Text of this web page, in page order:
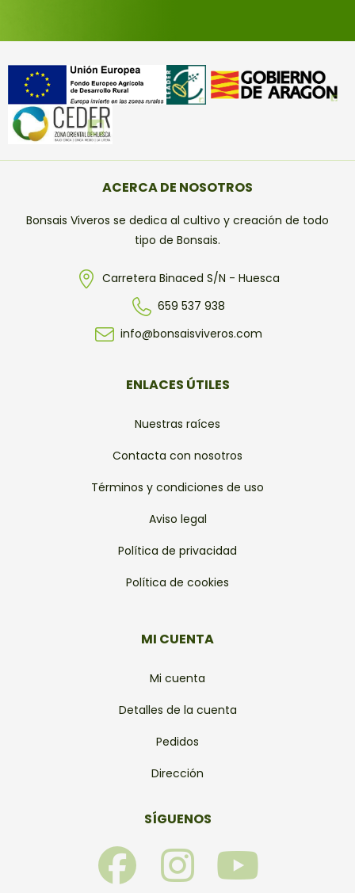
ACERCA DE NOSOTROS
Bonsais Viveros se dedica al cultivo y creación de todo
tipo de Bonsais.
Carretera Binaced S/N - Huesca
659 537 938
info@bonsaisviveros.com
ENLACES ÚTILES
Nuestras raíces
Contacta con nosotros
Términos y condiciones de uso
Aviso legal
Política de privacidad
Política de cookies
MI CUENTA
Mi cuenta
Detalles de la cuenta
Pedidos
Dirección
SÍGUENOS
F I Y